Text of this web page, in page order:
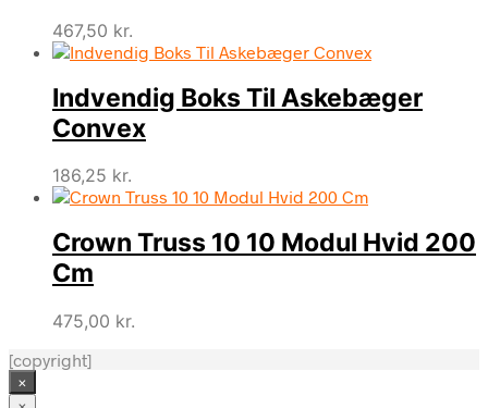
467,50 kr.
Indvendig Boks Til Askebæger
Convex
186,25 kr.
Crown Truss 10 10 Modul Hvid 200
Cm
475,00 kr.
[copyright]
×